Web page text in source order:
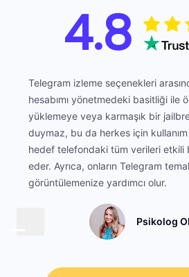
4.8
Telegram izleme seçenekleri
hesabımı yönetmedeki basitliği ile
yüklemeye veya karmaşık bir
duymaz, bu da herkes için kullanım
hedef telefondaki tüm verileri etkili
eder. Ayrıca, onların Telegram
görüntülemenize yardımcı olur.
Psikolog